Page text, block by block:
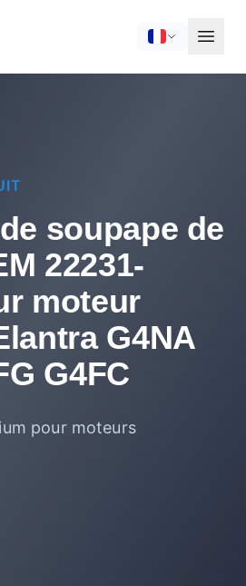
soupape de
22231-
moteur
G4NA
G4FC
pour moteurs